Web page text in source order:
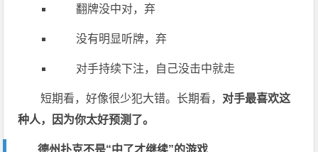
翻牌没中对，弃
没有明显听牌，弃
对手持续下注，自己没击中就走
短期看，好像很少犯大错。长期看， 对手最喜欢这
种人，因为你太好预测了。
德州扑克不是“中了才继续”的游戏